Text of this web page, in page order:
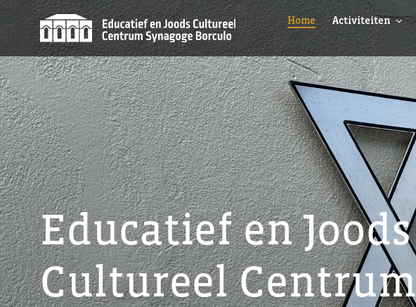
Ga
naar
inhoud
Home Activiteiten
Educatief en Joods
Cultureel Centrum